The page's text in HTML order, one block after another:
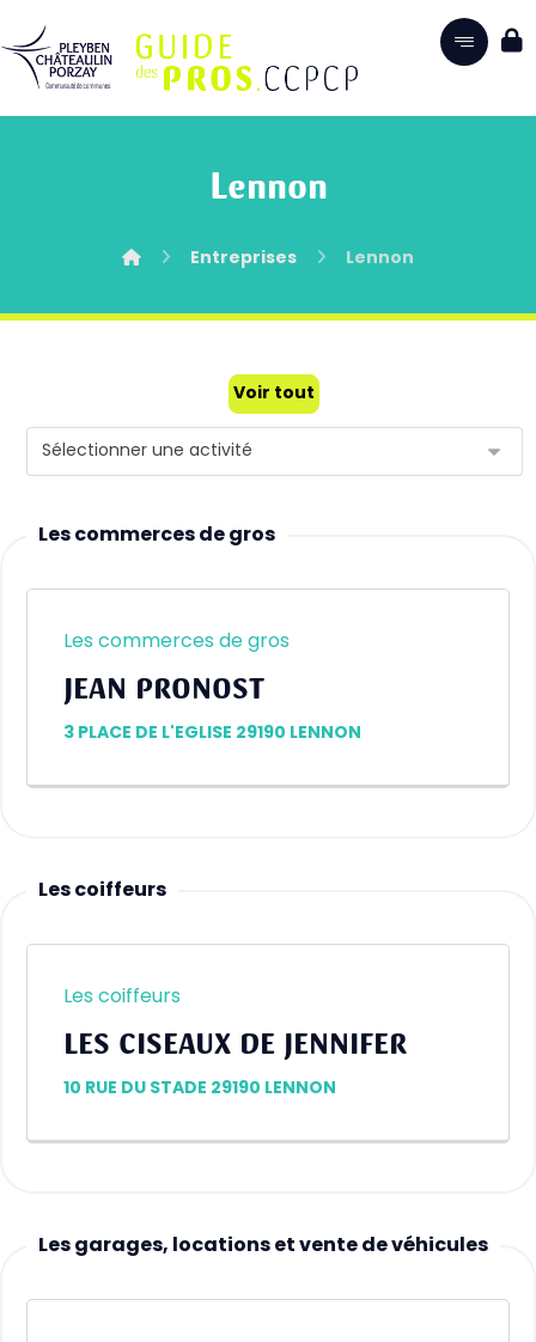
Lennon
Entreprises Lennon
Voir tout
Les commerces de gros
Les commerces de gros
JEAN PRONOST
3 PLACE DE L'EGLISE 29190 LENNON
Les coiffeurs
Les coiffeurs
LES CISEAUX DE JENNIFER
10 RUE DU STADE 29190 LENNON
Les garages, locations et vente de véhicules